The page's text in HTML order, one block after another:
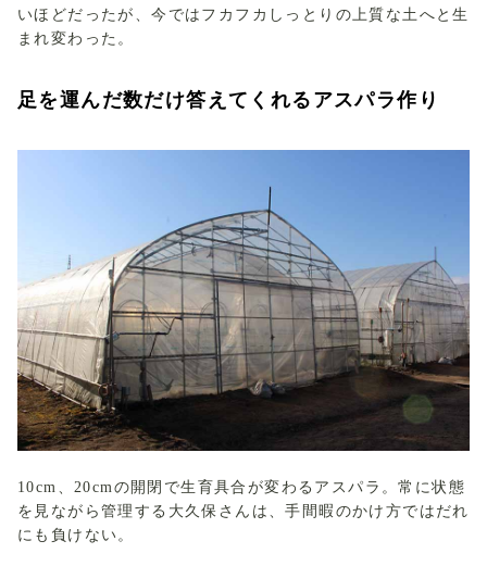
いほどだったが、今ではフカフカしっとりの上質な土へと生
まれ変わった。
足を運んだ数だけ答えてくれるアスパラ作り
10cm、20cmの開閉で生育具合が変わるアスパラ。常に状態
を見ながら管理する大久保さんは、手間暇のかけ方ではだれ
にも負けない。